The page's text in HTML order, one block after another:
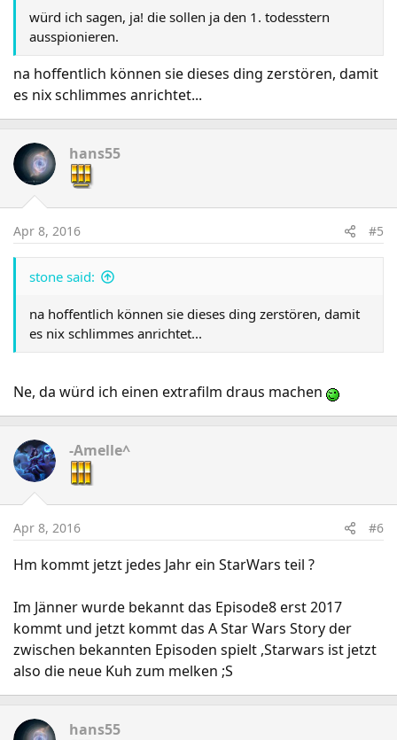
würd ich sagen, ja! die sollen ja den 1. todesstern
ausspionieren.
na hoffentlich können sie dieses ding zerstören, damit
es nix schlimmes anrichtet...
hans55
Apr 8, 2016 #5
stone said:
na hoffentlich können sie dieses ding zerstören, damit
es nix schlimmes anrichtet...
Ne, da würd ich einen extrafilm draus machen
-Amelle^
Apr 8, 2016 #6
Hm kommt jetzt jedes Jahr ein StarWars teil ?
Im Jänner wurde bekannt das Episode8 erst 2017
kommt und jetzt kommt das A Star Wars Story der
zwischen bekannten Episoden spielt ,Starwars ist jetzt
also die neue Kuh zum melken ;S
hans55